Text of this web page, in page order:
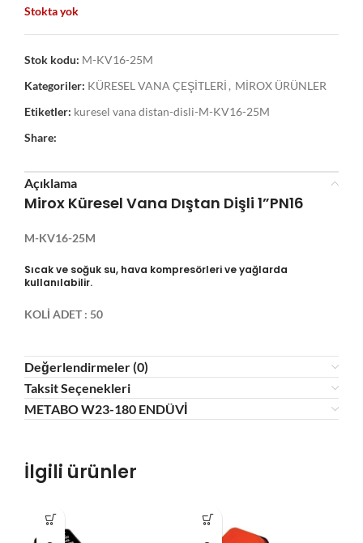
Stokta yok
Stok kodu: M-KV16-25M
Kategoriler: KÜRESEL VANA ÇEŞİTLERİ , MİROX ÜRÜNLER
Etiketler: kuresel vana distan-disli-M-KV16-25M
Share:
Açıklama
Mirox Küresel Vana Dıştan Dişli 1”PN16
M-KV16-25M
Sıcak ve soğuk su, hava kompresörleri ve yağlarda
kullanılabilir.
KOLİ ADET : 50
Değerlendirmeler (0)
Taksit Seçenekleri
METABO W23-180 ENDÜVİ
İlgili ürünler